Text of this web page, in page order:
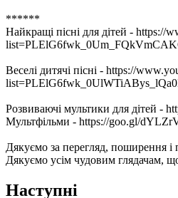
******
Найкращі пісні для дітей - https://
Веселі дитячі пісні - https://
Розвиваючі мультики для дітей -
Мультфільми - https://goo.gl/
Дякуємо за перегляд, поширення і
Дякуємо усім чудовим глядачам,
Наступні